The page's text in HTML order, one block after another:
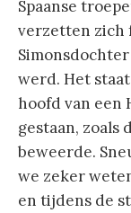
Spaanse
verzetten zich
werd. Het
hoofd van een
gestaan, zoals
beweerde.
we zeker
en tijdens de